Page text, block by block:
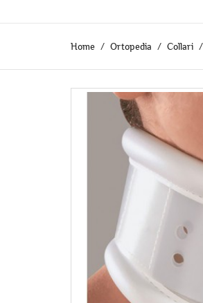
Home Ortopedia Collari